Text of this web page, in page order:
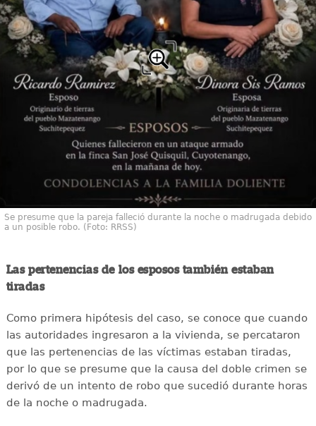
Se presume que la pareja falleció durante la noche o madrugada debido
a un posible robo. (Foto: RRSS)
Las pertenencias de los esposos también estaban
tiradas
Como primera hipótesis del caso, se conoce que cuando
las autoridades ingresaron a la vivienda, se percataron
que las pertenencias de las víctimas estaban tiradas,
por lo que se presume que la causa del doble crimen se
derivó de un intento de robo que sucedió durante horas
de la noche o madrugada.